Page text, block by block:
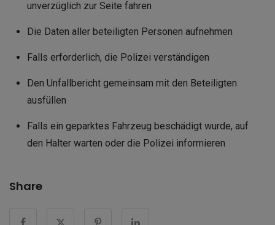
unverzüglich zur Seite fahren
Die Daten aller beteiligten Personen aufnehmen
Falls erforderlich, die Polizei verständigen
Den Unfallbericht gemeinsam mit den Beteiligten
ausfüllen
Falls ein geparktes Fahrzeug beschädigt wurde, auf
den Halter warten oder die Polizei informieren
Share